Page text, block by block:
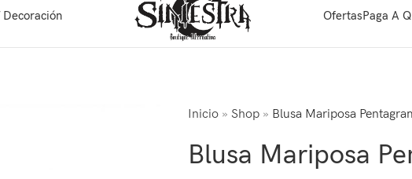
OfertasPaga A
Inicio » Shop » Blusa Mariposa
Blusa Mariposa